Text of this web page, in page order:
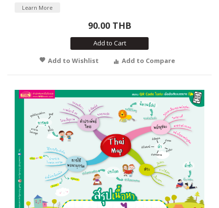
Learn More
90.00 THB
Add to Cart
Add to Wishlist
Add to Compare